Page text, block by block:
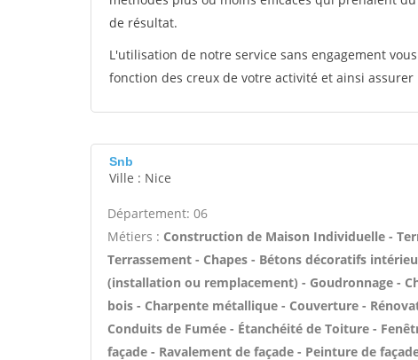
de résultat.
L'utilisation de notre service sans engagement
fonction des creux de votre activité et ainsi
Snb
Ville : Nice
Département: 06
Métiers : Construction de Maison Individuelle -
Terrassement - Chapes - Bétons décoratifs
(installation ou remplacement) - Goudronnage -
bois - Charpente métallique - Couverture -
Conduits de Fumée - Étanchéité de Toiture -
façade - Ravalement de façade - Peinture de